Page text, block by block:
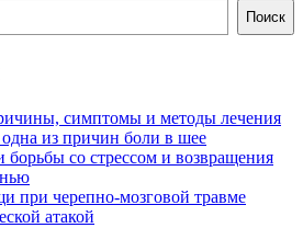
Поиск
симптомы и методы лечения
из причин боли в шее
со стрессом и возвращения
при черепно-мозговой травме
атакой